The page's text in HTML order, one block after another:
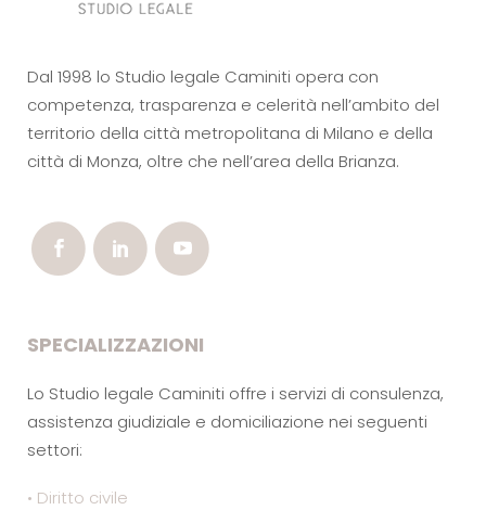
Dal 1998 lo Studio legale Caminiti opera con
competenza, trasparenza e celerità nell’ambito del
territorio della città metropolitana di Milano e della
città di Monza, oltre che nell’area della Brianza.
SPECIALIZZAZIONI
Lo Studio legale Caminiti offre i servizi di consulenza,
assistenza giudiziale e domiciliazione nei seguenti
settori:
• Diritto civile